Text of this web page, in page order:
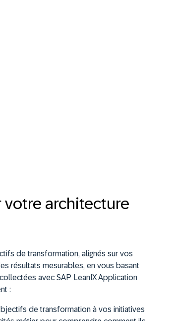
votre architecture
de transformation, alignés sur vos
résultats mesurables, en vous basant
avec SAP LeanIX Application
:
de transformation à vos initiatives